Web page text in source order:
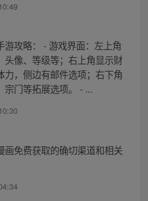
游攻略： - 游戏界面：左上角
头像、等级等；右上角显示财
力，侧边有邮件选项；右下角
宗门等拓展选项。 - ...
画免费获取的确切渠道和相关